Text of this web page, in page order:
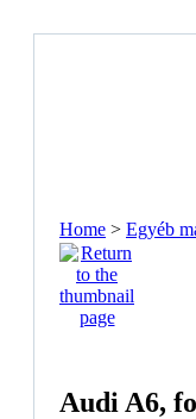
Home > Egyéb
Audi A6,